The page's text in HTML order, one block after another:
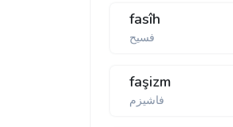
fasîh
فسیح
faşizm
فاشیزم